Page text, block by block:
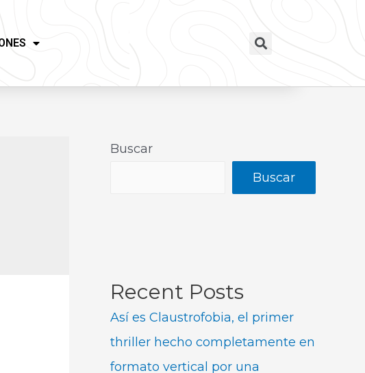
Buscar
Buscar
Recent Posts
Así es Claustrofobia, el primer
thriller hecho completamente en
formato vertical por una